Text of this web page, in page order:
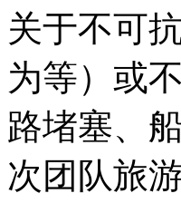
关于不可
为等）或
路堵塞、
次团队旅